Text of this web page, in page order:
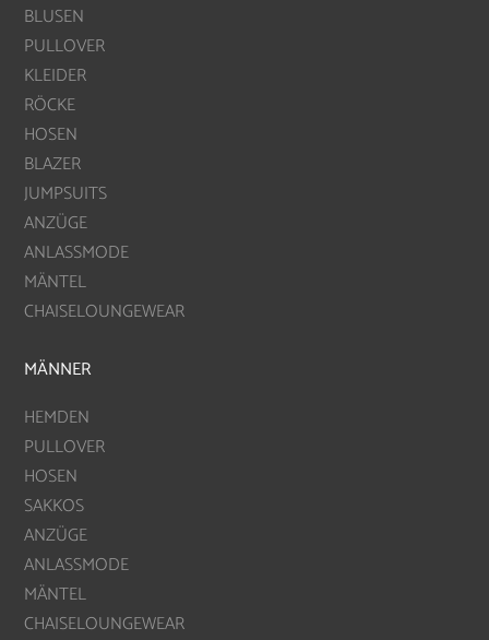
BLUSEN
PULLOVER
KLEIDER
RÖCKE
HOSEN
BLAZER
JUMPSUITS
ANZÜGE
ANLASSMODE
MÄNTEL
CHAISELOUNGEWEAR
MÄNNER
HEMDEN
PULLOVER
HOSEN
SAKKOS
ANZÜGE
ANLASSMODE
MÄNTEL
CHAISELOUNGEWEAR